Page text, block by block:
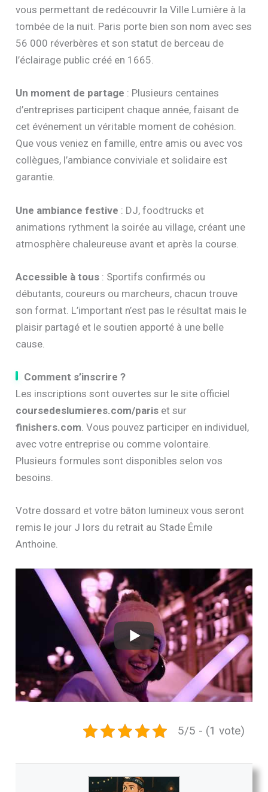
vous permettant de redécouvrir la Ville Lumière à la
tombée de la nuit. Paris porte bien son nom avec ses
56 000 réverbères et son statut de berceau de
l’éclairage public créé en 1665.
Un moment de partage : Plusieurs centaines
d’entreprises participent chaque année, faisant de
cet événement un véritable moment de cohésion.
Que vous veniez en famille, entre amis ou avec vos
collègues, l’ambiance conviviale et solidaire est
garantie.
Une ambiance festive : DJ, foodtrucks et
animations rythment la soirée au village, créant une
atmosphère chaleureuse avant et après la course.
Accessible à tous : Sportifs confirmés ou
débutants, coureurs ou marcheurs, chacun trouve
son format. L’important n’est pas le résultat mais le
plaisir partagé et le soutien apporté à une belle
cause.
Comment s’inscrire ?
Les inscriptions sont ouvertes sur le site officiel
coursedeslumieres.com/paris et sur
finishers.com . Vous pouvez participer en individuel,
avec votre entreprise ou comme volontaire.
Plusieurs formules sont disponibles selon vos
besoins.
Votre dossard et votre bâton lumineux vous seront
remis le jour J lors du retrait au Stade Émile
Anthoine.
5/5 - (1 vote)